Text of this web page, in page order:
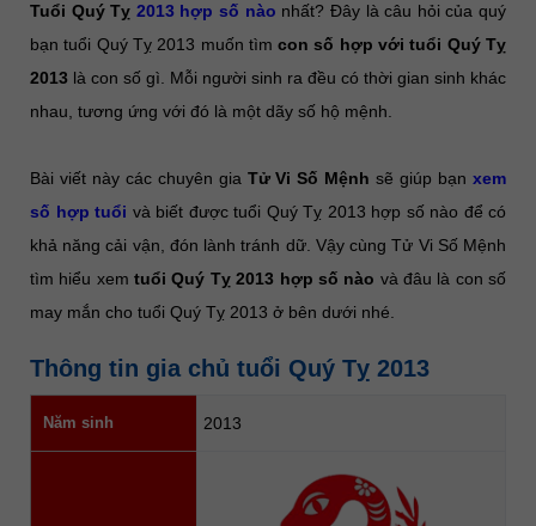
Tuổi Quý Tỵ 2013 hợp số nào nhất? Đây là câu hỏi của quý
bạn tuổi Quý Tỵ 2013 muốn tìmcon số hợp với tuổi Quý Tỵ
2013 là con số gì. Mỗi người sinh ra đều có thời gian sinh khác
nhau, tương ứng với đó là một dãy số hộ mệnh.
Bài viết này các chuyên gia Tử Vi Số Mệnh sẽ giúp bạnxem
số hợp tuổi và biết được tuổi Quý Tỵ 2013 hợp số nào để có
khả năng cải vận, đón lành tránh dữ. Vậy cùng Tử Vi Số Mệnh
tìm hiểu xemtuổi Quý Tỵ 2013 hợp số nào và đâu là con số
may mắn cho tuổi Quý Tỵ 2013 ở bên dưới nhé.
Thông tin gia chủ tuổi Quý Tỵ 2013
Năm sinh 2013